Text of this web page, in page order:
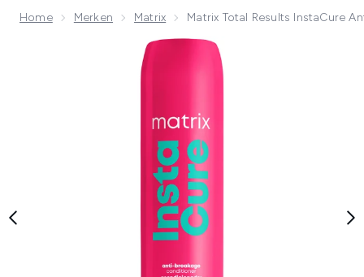
Home Merken Matrix Matrix Total Results InstaCure
Now showing image 1 Matrix Total Results InstaCure Anti-